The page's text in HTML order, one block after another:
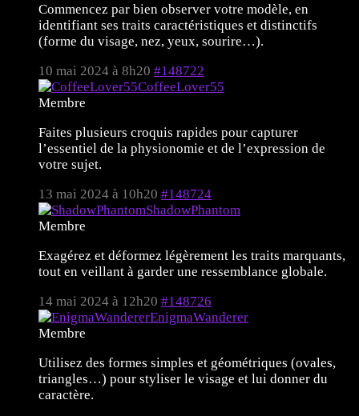
Commencez par bien observer votre modèle, en
identifiant ses traits caractéristiques et distinctifs
(forme du visage, nez, yeux, sourire…).
10 mai 2024 à 8h20 #148722
CoffeeLover55
Membre
Faites plusieurs croquis rapides pour capturer
l’essentiel de la physionomie et de l’expression de
votre sujet.
13 mai 2024 à 10h20 #148724
ShadowPhantom
Membre
Exagérez et déformez légèrement les traits marquants,
tout en veillant à garder une ressemblance globale.
14 mai 2024 à 12h20 #148726
EnigmaWanderer
Membre
Utilisez des formes simples et géométriques (ovales,
triangles…) pour styliser le visage et lui donner du
caractère.